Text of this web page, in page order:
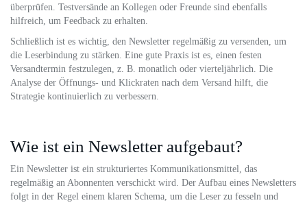
überprüfen. Testversände an Kollegen oder Freunde sind ebenfalls
hilfreich, um Feedback zu erhalten.
Schließlich ist es wichtig, den Newsletter regelmäßig zu versenden, um
die Leserbindung zu stärken. Eine gute Praxis ist es, einen festen
Versandtermin festzulegen, z. B. monatlich oder vierteljährlich. Die
Analyse der Öffnungs- und Klickraten nach dem Versand hilft, die
Strategie kontinuierlich zu verbessern.
Wie ist ein Newsletter aufgebaut?
Ein Newsletter ist ein strukturiertes Kommunikationsmittel, das
regelmäßig an Abonnenten verschickt wird. Der Aufbau eines Newsletters
folgt in der Regel einem klaren Schema, um die Leser zu fesseln und